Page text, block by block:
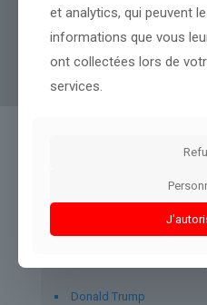
Actus Eco offre un
informations
boursières,
Donald Trump
et analytics, qui peuvent
informations que vous
ont collectées lors de
services.